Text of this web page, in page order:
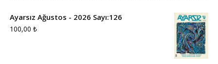
Ayarsız Ağustos - 2026 Sayı:126
100,00 ₺